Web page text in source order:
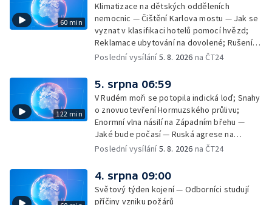
60 min
Klimatizace na dětských odděleních
nemocnic — Čištění Karlova mostu — Jak se
vyznat v klasifikaci hotelů pomocí hvězd;
Reklamace ubytování na dovolené; Rušení
dovolené kvůli přírodním živlům; Práva
na dovolené v zahraničí; Platby a výběry na
dovolené v zahraničí — Těžba léčivé rašeliny
u Malé Morávky
Poslední vysílání5. 8. 2026 na ČT24
122 min
5. srpna 06:59
V Rudém moři se potopila indická loď; Snahy
o znovuotevření Hormuzského průlivu;
Enormní vlna násilí na Západním břehu —
Jaké bude počasí — Ruská agrese na
Ukrajině — Vliv veder na lidské orgány — Při
— Třem obcím na Brněnsku dočasně došla
pitná voda — SP v orientačním běhu v Česku
— Horko a požáry sužují Evropu — Rybářský
Poslední vysílání5. 8. 2026 na ČT24
4. srpna 09:00
Světový týden kojení — Odborníci studují
příčiny vzniku požárů